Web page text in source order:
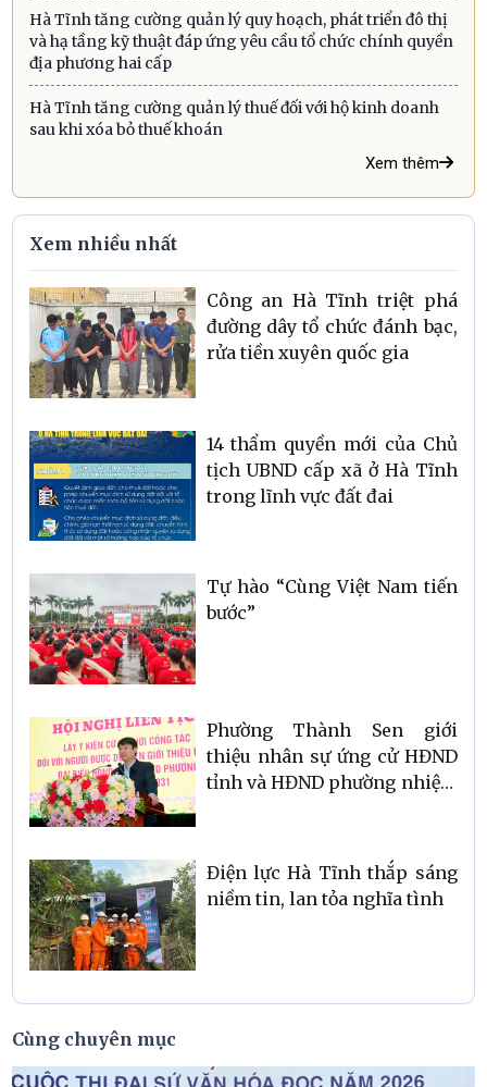
Hà Tĩnh tăng cường quản lý quy hoạch, phát triển đô thị
và hạ tầng kỹ thuật đáp ứng yêu cầu tổ chức chính quyền
địa phương hai cấp
Hà Tĩnh tăng cường quản lý thuế đối với hộ kinh doanh
sau khi xóa bỏ thuế khoán
Xem thêm
Xem nhiều nhất
Công an Hà Tĩnh triệt phá
đường dây tổ chức đánh bạc,
rửa tiền xuyên quốc gia
14 thẩm quyền mới của Chủ
tịch UBND cấp xã ở Hà Tĩnh
trong lĩnh vực đất đai
Tự hào “Cùng Việt Nam tiến
bước”
Phường Thành Sen giới
thiệu nhân sự ứng cử HĐND
tỉnh và HĐND phường nhiệm
Điện lực Hà Tĩnh thắp sáng
niềm tin, lan tỏa nghĩa tình
Cùng chuyên mục